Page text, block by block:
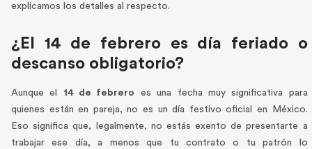
explicamos los detalles al respecto.
¿El 14 de febrero es día feriado o
descanso obligatorio?
Aunque el 14 de febrero
es una fecha muy significativa para
quienes están en pareja, no es un día festivo oficial en México.
Eso significa que, legalmente, no estás exento de presentarte a
trabajar ese día, a menos que tu contrato o tu patrón lo